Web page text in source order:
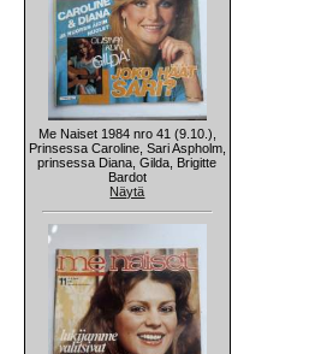
Me Naiset 1984 nro 41 (9.10.),
Prinsessa Caroline, Sari Aspholm,
prinsessa Diana, Gilda, Brigitte
Bardot
Näytä